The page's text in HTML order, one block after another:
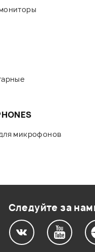
микрофонов
Следуйте за